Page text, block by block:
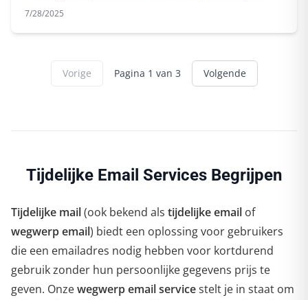
7/28/2025
Vorige Pagina 1 van 3 Volgende
Tijdelijke Email Services Begrijpen
Tijdelijke mail(ook bekend als tijdelijke email of
wegwerp email) biedt een oplossing voor gebruikers
die een emailadres nodig hebben voor kortdurend
gebruik zonder hun persoonlijke gegevens prijs te
geven. Onzewegwerp email servicestelt je in staat om